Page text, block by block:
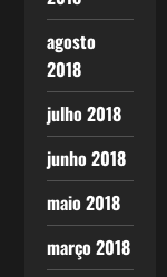
agosto
2018
julho 2018
junho 2018
maio 2018
março 2018